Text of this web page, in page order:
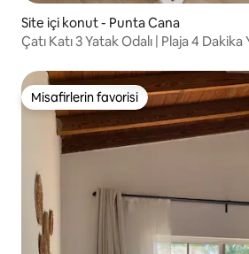
Site içi konut - Punta Cana
Çatı Katı 3 Yatak Odalı | Plaja 4
Misafirlerin favorisi
Misafirlerin favorisi